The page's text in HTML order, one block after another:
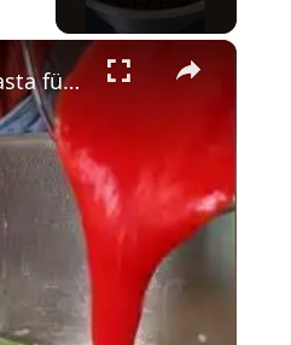
×
Wohlfühl-Pasta für faule Tage! #kitchenstories #anyonecancook #siemenshome #enjoysiemens #bolognese